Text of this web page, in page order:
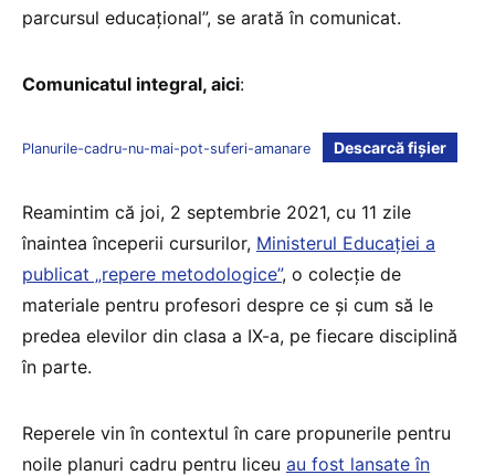
parcursul educațional”, se arată în comunicat.
Comunicatul integral, aici:
Planurile-cadru-nu-mai-pot-suferi-amanare Descarcă fișier
Reamintim că joi, 2 septembrie 2021, cu 11 zile
înaintea începerii cursurilor, Ministerul Educației a
publicat „repere metodologice”, o colecție de
materiale pentru profesori despre ce și cum să le
predea elevilor din clasa a IX-a, pe fiecare disciplină
în parte.
Reperele vin în contextul în care propunerile pentru
noile planuri cadru pentru liceu au fost lansate în